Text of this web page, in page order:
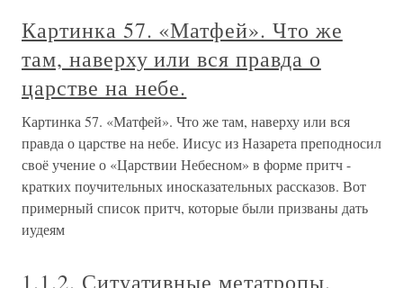
Картинка 57. «Матфей». Что же
там, наверху или вся правда о
царстве на небе.
Картинка 57. «Матфей». Что же там, наверху или вся
правда о царстве на небе. Иисус из Назарета преподносил
своё учение о «Царствии Небесном» в форме притч -
кратких поучительных иносказательных рассказов. Вот
примерный список притч, которые были призваны дать
иудеям
1.1.2. Ситуативные метатропы.